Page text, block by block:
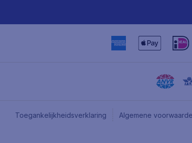
Toegankelijkheidsverklaring Algemene